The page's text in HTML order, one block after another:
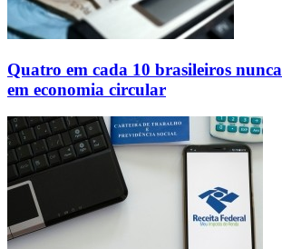
Quatro em cada 10 brasileiros
em economia circular